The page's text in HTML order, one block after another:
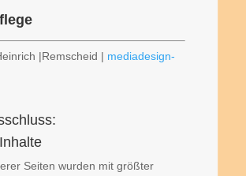
|Remscheid | mediadesign-
Seiten wurden mit größter